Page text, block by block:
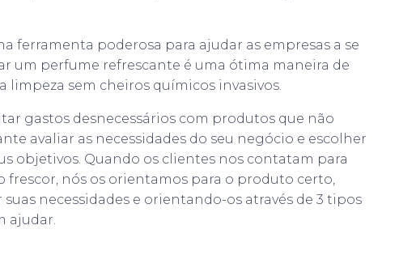
ferramenta poderosa para ajudar as empresas a se
um perfume refrescante é uma ótima maneira de
sem cheiros químicos invasivos.
gastos desnecessários com produtos que não
avaliar as necessidades do seu negócio e escolher
objetivos. Quando os clientes nos contatam para
nós os orientamos para o produto certo,
necessidades e orientando-os através de 3 tipos
ajudar.